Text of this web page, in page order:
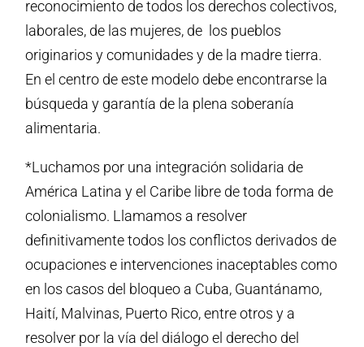
reconocimiento de todos los derechos colectivos,
laborales, de las mujeres, de los pueblos
originarios y comunidades y de la madre tierra.
En el centro de este modelo debe encontrarse la
búsqueda y garantía de la plena soberanía
alimentaria.
*Luchamos por una integración solidaria de
América Latina y el Caribe libre de toda forma de
colonialismo. Llamamos a resolver
definitivamente todos los conflictos derivados de
ocupaciones e intervenciones inaceptables como
en los casos del bloqueo a Cuba, Guantánamo,
Haití, Malvinas, Puerto Rico, entre otros y a
resolver por la vía del diálogo el derecho del